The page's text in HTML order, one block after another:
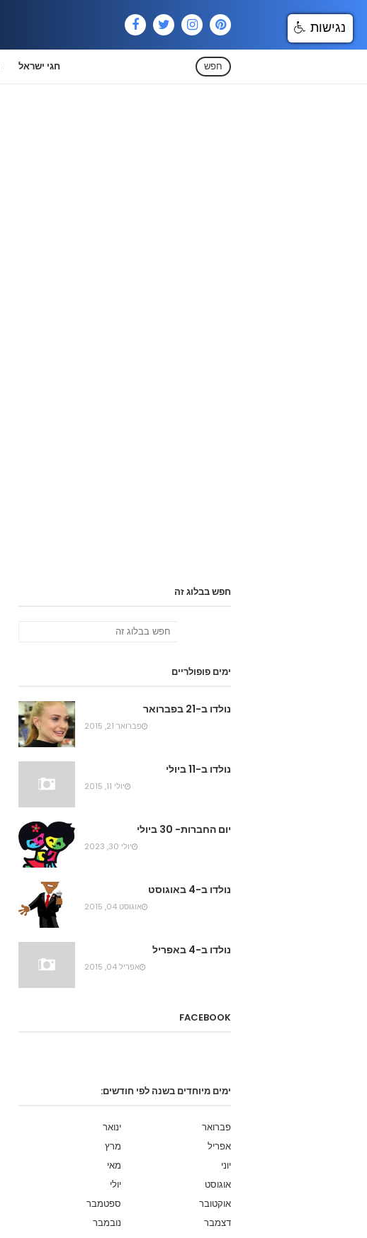
חגי ישראל חפש
חפש בבלוג זה
ימים פופולריים
נולדו ב-21 בפברואר
פברואר 21, 2015
נולדו ב-11 ביולי
יולי 11, 2015
יום החברות- 30 ביולי
יולי 30, 2023
נולדו ב-4 באוגוסט
אוגוסט 04, 2015
נולדו ב-4 באפריל
אפריל 04, 2015
FACEBOOK
ימים מיוחדים בשנה לפי חודשים:
ינואר
פברואר
מרץ
אפריל
מאי
יוני
יולי
אוגוסט
ספטמבר
אוקטובר
נובמבר
דצמבר
נגישות